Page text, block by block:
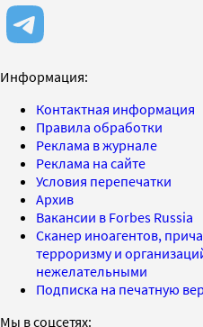
Информация:
Контактная информация
Правила обработки
Реклама в журнале
Реклама на сайте
Условия перепечатки
Архив
Вакансии в Forbes Russia
Сканер иноагентов,
терроризму и
нежелательными
Подписка на печатную
Мы в соцсетях: